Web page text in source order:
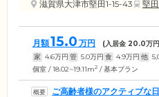
滋賀県大津市堅田1-15-43
堅
月額15.0 万円 (入居金 20.0万
家 4.6万円 管 5.0万円 食 4.9万円 他
個室 / 18.02~19.11m2 / 基本プラン
ご高齢者様のアクティブな